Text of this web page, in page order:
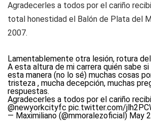
Agradecerles a todos por el cariño
total honestidad el Balón de Plata del
2007.
Lamentablemente otra lesión, rotura
A esta altura de mi carrera quién sabe
esta manera (no lo sé) muchas cosas
tristeza , mucha decepción, muchas
respuestas.
Agradecerles a todos por el cariño
@newyorkcityfc pic.twitter.com/
— Maximiliano (@mmoralezoficial) May